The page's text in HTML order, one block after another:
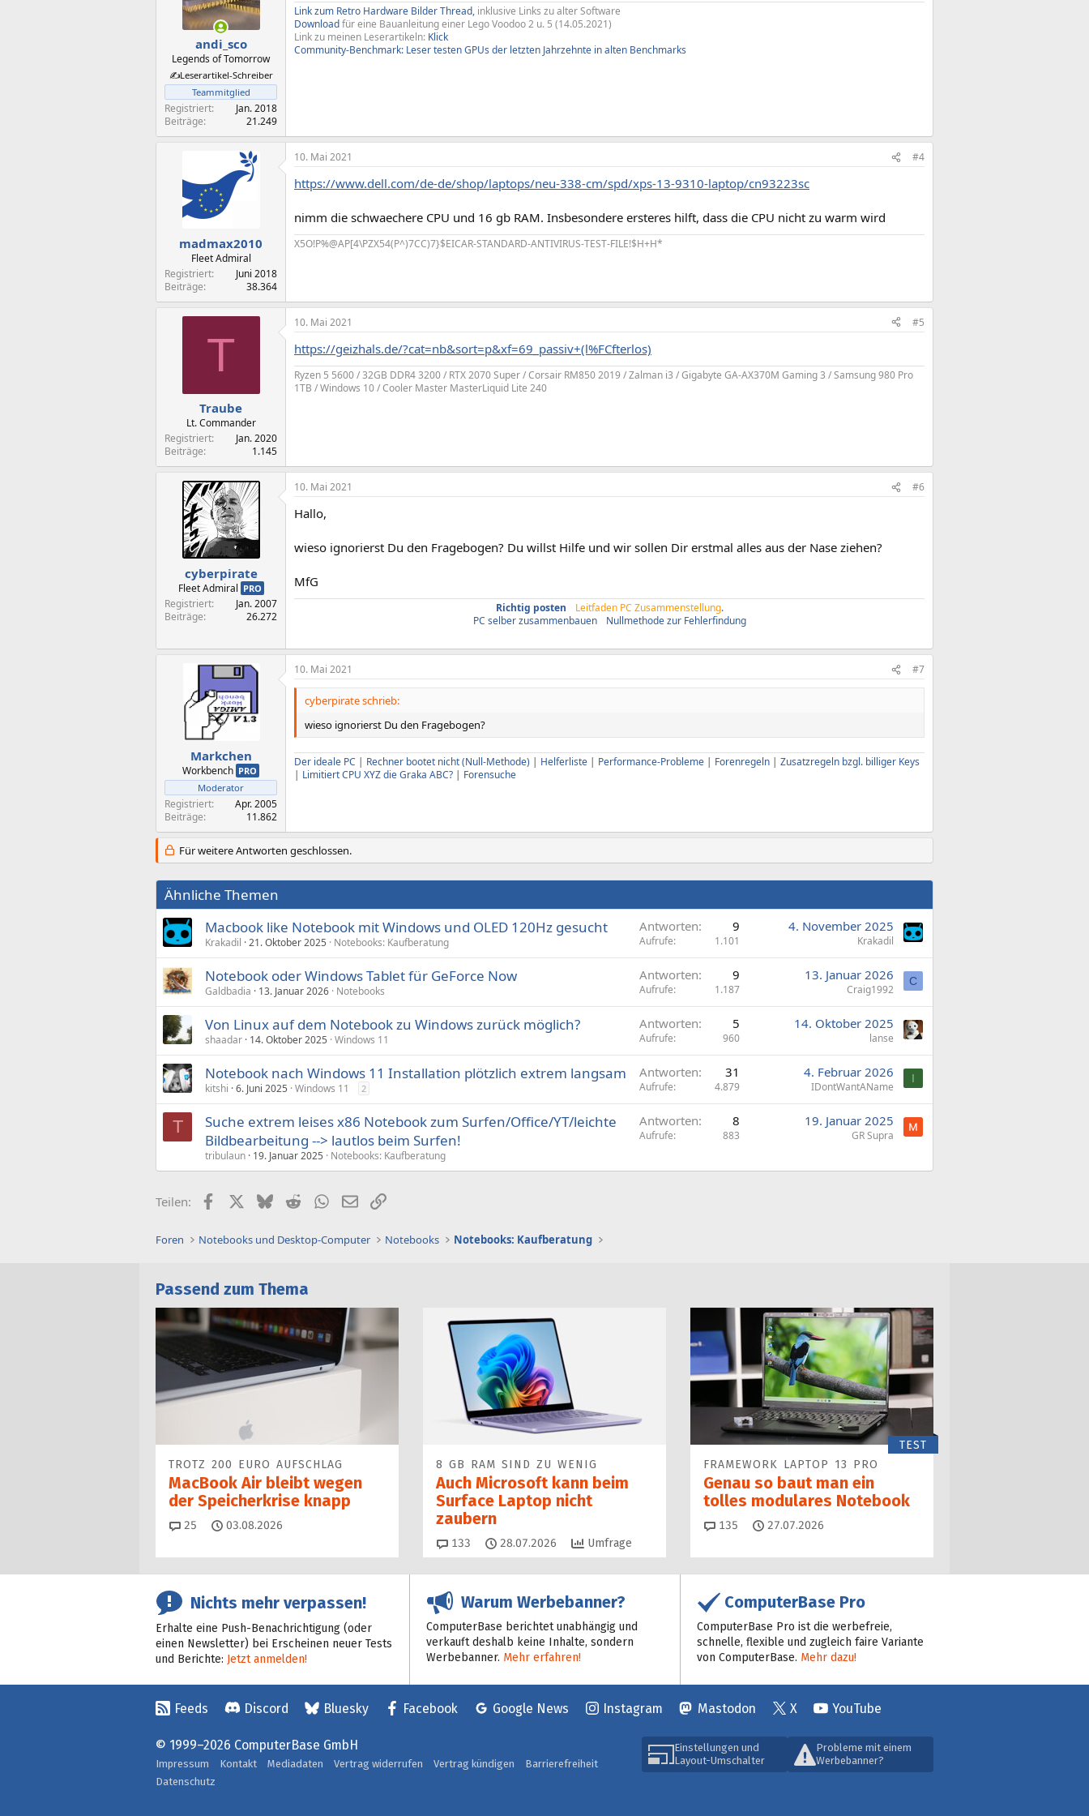
andi_sco
Legends of Tomorrow
✍️Leserartikel-Schreiber
Teammitglied
Registriert
Jan. 2018
Beiträge
21.249
Link zum Retro Hardware Bilder Thread, inklusive Links zu alter Software
Downloadfür eine Bauanleitung einer Lego Voodoo 2 u. 5 (14.05.2021)
Link zu meinen Leserartikeln: Klick
Community-Benchmark: Leser testen GPUs der letzten Jahrzehnte in alten Benchmarks
madmax2010
Fleet Admiral
Registriert
Juni 2018
Beiträge
38.364
10. Mai 2021 #4
https://www.dell.com/de-de/shop/laptops/neu-338-cm/spd/xps-13-9310-laptop/cn93223sc
nimm die schwaechere CPU und 16 gb RAM. Insbesondere ersteres hilft, dass die CPU nicht zu warm wird
X5O!P%@AP[4\PZX54(P^)7CC)7}$EICAR-STANDARD-ANTIVIRUS-TEST-FILE!$H+H*
T
Traube
Lt. Commander
Registriert
Jan. 2020
Beiträge
1.145
10. Mai 2021 #5
https://geizhals.de/?cat=nb&sort=p&xf=69_passiv+(l%FCfterlos)
Ryzen 5 5600 / 32GB DDR4 3200 / RTX 2070 Super / Corsair RM850 2019 / Zalman i3 / Gigabyte GA-AX370M Gaming 3 / Samsung 980 Pro
1TB / Windows 10 / Cooler Master MasterLiquid Lite 240
cyberpirate
Fleet Admiral PRO
Registriert
Jan. 2007
Beiträge
26.272
10. Mai 2021 #6
Hallo,
wieso ignorierst Du den Fragebogen? Du willst Hilfe und wir sollen Dir erstmal alles aus der Nase ziehen?
MfG
Richtig posten Leitfaden PC Zusammenstellung.
PC selber zusammenbauen
Nullmethode zur Fehlerfindung
Markchen
Workbench PRO
Moderator
Registriert
Apr. 2005
Beiträge
11.862
10. Mai 2021 #7
cyberpirate schrieb:
wieso ignorierst Du den Fragebogen?
Der ideale PC | Rechner bootet nicht (Null-Methode) | Helferliste | Performance-Probleme | Forenregeln | Zusatzregeln bzgl. billiger Keys
| Limitiert CPU XYZ die Graka ABC? | Forensuche
Für weitere Antworten geschlossen.
Ähnliche Themen
Macbook like Notebook mit Windows und OLED 120Hz gesucht
Krakadil 21. Oktober 2025 Notebooks: Kaufberatung
Antworten 9
Aufrufe 1.101
4. November 2025
Krakadil
Notebook oder Windows Tablet für GeForce Now
Galdbadia 13. Januar 2026 Notebooks
Antworten 9
Aufrufe 1.187
13. Januar 2026
Craig1992
C
Von Linux auf dem Notebook zu Windows zurück möglich?
shaadar 14. Oktober 2025 Windows 11
Antworten 5
Aufrufe 960
14. Oktober 2025
lanse
Notebook nach Windows 11 Installation plötzlich extrem langsam
kitshi 6. Juni 2025 Windows 11 2
Antworten 31
Aufrufe 4.879
4. Februar 2026
IDontWantAName
I
T
Suche extrem leises x86 Notebook zum Surfen/Office/YT/leichte
Bildbearbeitung --> lautlos beim Surfen!
tribulaun 19. Januar 2025 Notebooks: Kaufberatung
Antworten 8
Aufrufe 883
19. Januar 2025
GR Supra
Teilen: FacebookX (Twitter)
BlueskyRedditWhatsApp
E-MailLink
Foren Notebooks und Desktop-Computer Notebooks Notebooks: Kaufberatung
Passend zum Thema
TROTZ 200 EURO AUFSCHLAG
MacBook Air bleibt wegen
der Speicherkrise knapp
25 Kommentare
03.08.2026
8 GB RAM SIND ZU WENIG
Auch Microsoft kann beim
Surface Laptop nicht
zaubern
133 Kommentare
28.07.2026 Umfrage
TEST
FRAMEWORK LAPTOP 13 PRO
Genau so baut man ein
tolles modulares Notebook
135 Kommentare
27.07.2026
Nichts mehr verpassen!
Erhalte eine Push-Benachrichtigung (oder
einen Newsletter) bei Erscheinen neuer Tests
und Berichte: Jetzt anmelden!
Warum Werbebanner?
ComputerBase berichtet unabhängig und
verkauft deshalb keine Inhalte, sondern
Werbebanner. Mehr erfahren!
ComputerBase Pro
ComputerBase Pro ist die werbefreie,
schnelle, flexible und zugleich faire Variante
von ComputerBase. Mehr dazu!
Feeds Discord Bluesky Facebook Google News Instagram Mastodon X YouTube
Einstellungen und
Layout-Umschalter
Probleme mit einem
Werbebanner?
© 1999–2026 ComputerBase GmbH
Impressum Kontakt Mediadaten Vertrag widerrufen Vertrag kündigen
Barrierefreiheit
Datenschutz